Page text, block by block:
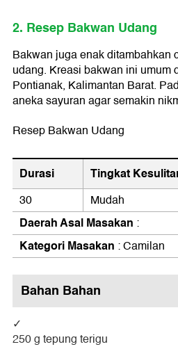
2. Resep Bakwan Udang
Bakwan juga enak ditambahkan
udang. Kreasi bakwan ini umum
Pontianak, Kalimantan Barat.
aneka sayuran agar semakin
Resep Bakwan Udang
Durasi Tingkat
30 Mudah
Daerah Asal Masakan :
Kategori Masakan : Camilan
Bahan Bahan
250 g tepung terigu